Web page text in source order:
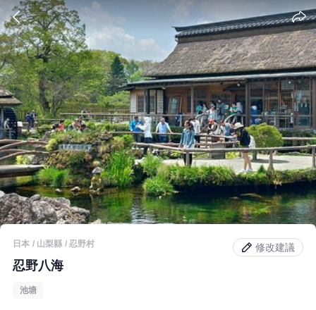
修改建議
日本 山梨縣 忍野村
忍野八海
池塘